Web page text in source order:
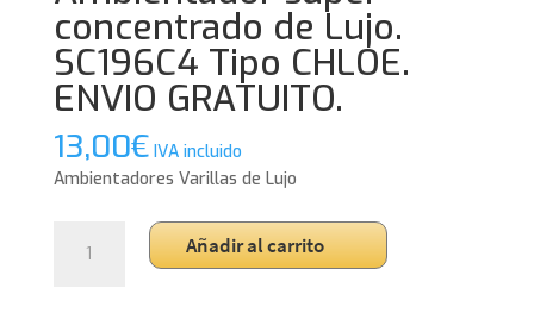
concentrado de Lujo.
SC196C4 Tipo CHLOE.
ENVIO GRATUITO.
13,00€ IVA incluido
Ambientadores Varillas de Lujo
Ambientador
super
Añadir al carrito